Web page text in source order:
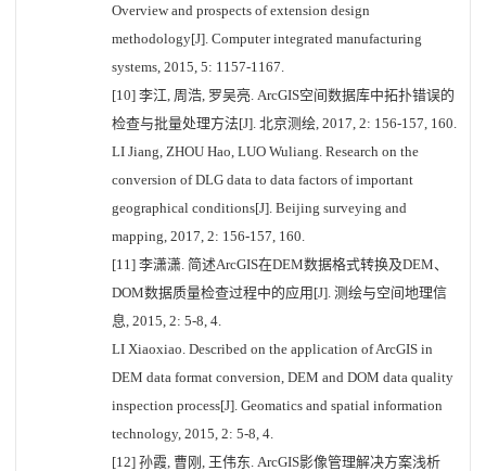
Overview and prospects of extension design
methodology[J]. Computer integrated manufacturing
systems, 2015, 5: 1157-1167.
[10] 李江, 周浩, 罗吴亮. ArcGIS空间数据库中拓扑错误的
检查与批量处理方法[J]. 北京测绘, 2017, 2: 156-157, 160.
LI Jiang, ZHOU Hao, LUO Wuliang. Research on the
conversion of DLG data to data factors of important
geographical conditions[J]. Beijing surveying and
mapping, 2017, 2: 156-157, 160.
[11] 李潇潇. 简述ArcGIS在DEM数据格式转换及DEM、
DOM数据质量检查过程中的应用[J]. 测绘与空间地理信
息, 2015, 2: 5-8, 4.
LI Xiaoxiao. Described on the application of ArcGIS in
DEM data format conversion, DEM and DOM data quality
inspection process[J]. Geomatics and spatial information
technology, 2015, 2: 5-8, 4.
[12] 孙霞, 曹刚, 王伟东. ArcGIS影像管理解决方案浅析